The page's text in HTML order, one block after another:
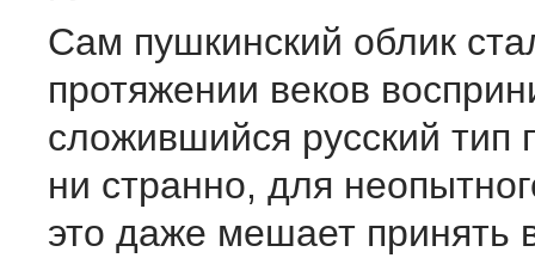
Сам пушкинский облик
протяжении веков
сложившийся русский тип
ни странно, для
это даже мешает принять